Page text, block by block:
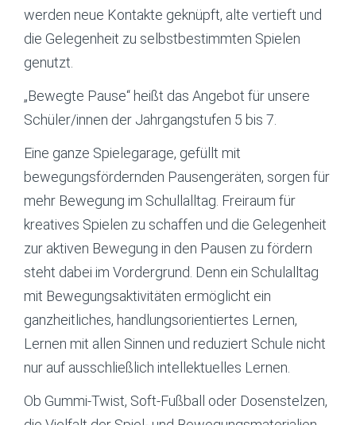
werden neue Kontakte geknüpft, alte vertieft und
die Gelegenheit zu selbstbestimmten Spielen
genutzt.
„Bewegte Pause“ heißt das Angebot für unsere
Schüler/innen der Jahrgangstufen 5 bis 7.
Eine ganze Spielegarage, gefüllt mit
bewegungsfördernden Pausengeräten, sorgen für
mehr Bewegung im Schullalltag. Freiraum für
kreatives Spielen zu schaffen und die Gelegenheit
zur aktiven Bewegung in den Pausen zu fördern
steht dabei im Vordergrund. Denn ein Schulalltag
mit Bewegungsaktivitäten ermöglicht ein
ganzheitliches, handlungsorientiertes Lernen,
Lernen mit allen Sinnen und reduziert Schule nicht
nur auf ausschließlich intellektuelles Lernen.
Ob Gummi-Twist, Soft-Fußball oder Dosenstelzen,